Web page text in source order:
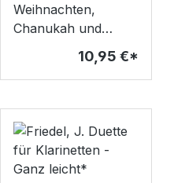
Weihnachten,
Chanukah und
Neujahr auf dem
Tenorsaxophon-
von Solo- bis
Ensemble
10,95 €*